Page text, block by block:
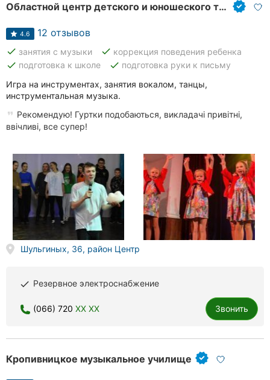
Киев
Харьков
Запорожье
Днепр
Львов
Николаев
Херсон
Полтава
Чернигов
Черкассы
Черновцы
Ивано-
Областной центр детского и юношеского творчества
4.6 12 отзывов
done занятия с музыки done коррекция поведения ребенка
done подготовка к школе done подготовка руки к письму
Игра на инструментах, занятия вокалом, танцы,
инструментальная музыка.
Рекомендую! Гуртки подобаються, викладачі привітні,
ввічливі, все супер!
Шульгиных, 36, район Центр
done Резервное электроснабжение
(066) 720 XX XX Звонить
Кропивницкое музыкальное училище